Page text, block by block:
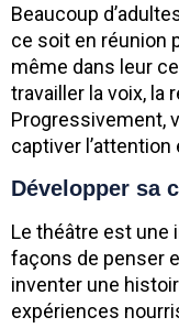
Beaucoup
ce soit en réunion
même dans leur
travailler la voix, la
Progressivement,
captiver
Développer sa
Le théâtre est une
façons de penser
inventer une
expériences